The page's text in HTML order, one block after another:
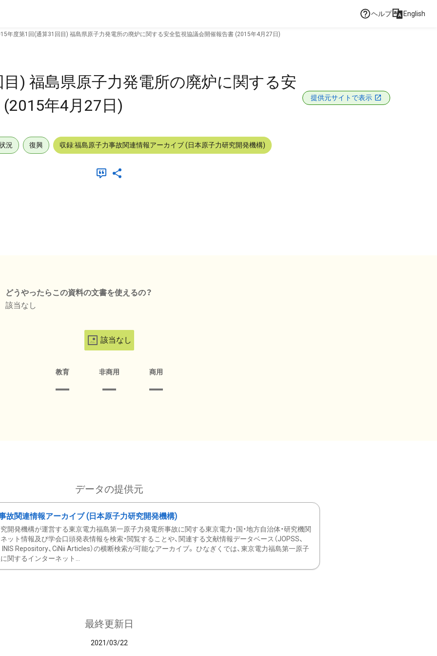
ヘルプ English
年度第1回(通算31回目) 福島県原子力発電所の廃炉に関する安全監視協議会開催報告書 (2015年4月27日)
) 福島県原子力発電所の廃炉に関する安
年4月27日)
提供元サイトで表示
況 復興 収録:福島原子力事故関連情報アーカイブ (日本原子力研究開発機構)
どうやったらこの資料の文書を使えるの？
該当なし
該当なし
教育 非商用 商用
データの提供元
故関連情報アーカイブ (日本原子力研究開発機構)
開発機構が運営する東京電力福島第一原子力発電所事故に関する東京電力・国・地方自治体・研究機関
ット情報及び学会口頭発表情報を検索・閲覧することや、関連する文献情報データベース（JOPSS、
INIS Repository、CiNii Articles）の横断検索が可能なアーカイブ。 ひなぎくでは、東京電力福島第一原子
関するインターネット...
最終更新日
2021/03/22